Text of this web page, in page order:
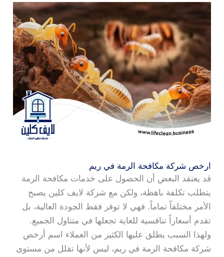
ارخص شركة مكافحة الرمة في ريم
قد يعتقد البعض أن الحصول على خدمات مكافحة الرمة
يتطلب تكلفة باهظة، ولكن مع شركة لايف كلين يصبح
الأمر مختلفاً تماماً. فهي لا توفر فقط الجودة العالية، بل
تقدم أسعاراً تنافسية للغاية تجعلها في متناول الجميع.
ولهذا السبب يطلق عليها الكثير من العملاء اسم أرخص
شركة مكافحة الرمة في ريم، ليس لأنها تقلل من مستوى